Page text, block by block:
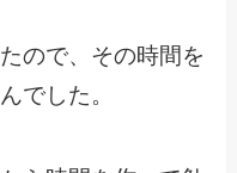
ので、その時間を
でした。